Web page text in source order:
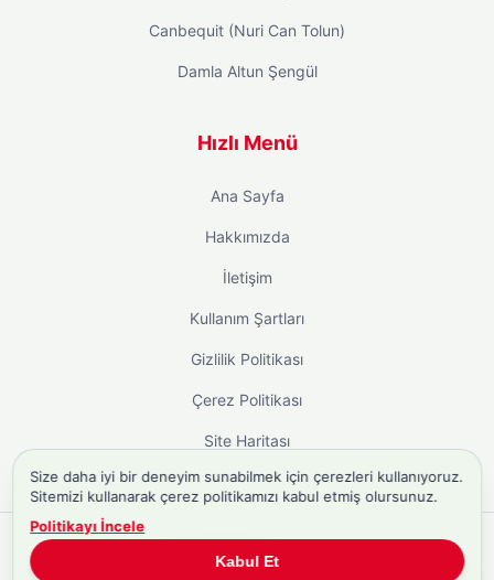
Canbequit (Nuri Can Tolun)
Damla Altun Şengül
Hızlı Menü
Ana Sayfa
Hakkımızda
İletişim
Kullanım Şartları
Gizlilik Politikası
Çerez Politikası
Site Haritası
Türkiye'ninBiyografi Sitesi
Size daha iyi bir deneyim sunabilmek için çerezleri kullanıyoruz.
Sitemizi kullanarak çerez politikamızı kabul etmiş olursunuz.
Politikayı İncele
Kabul Et